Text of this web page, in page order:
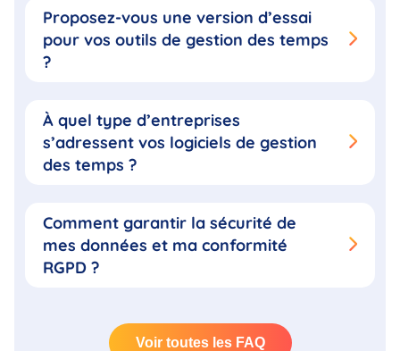
Proposez-vous une version d’essai
pour vos outils de gestion des temps
?
À quel type d’entreprises
s’adressent vos logiciels de gestion
des temps ?
Comment garantir la sécurité de
mes données et ma conformité
RGPD ?
Voir toutes les FAQ